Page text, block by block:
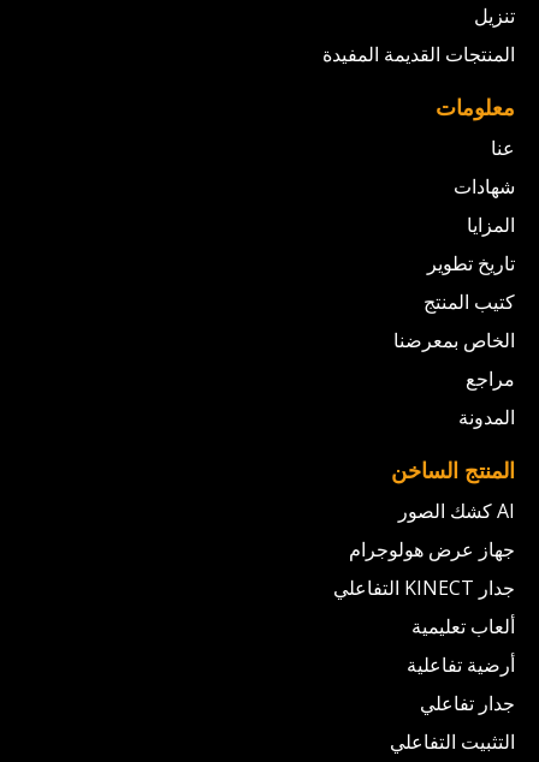
تنزيل
المنتجات القديمة المفيدة
معلومات
عنا
شهادات
المزايا
تاريخ تطوير
كتيب المنتج
الخاص بمعرضنا
مراجع
المدونة
المنتج الساخن
AI كشك الصور
جهاز عرض هولوجرام
جدار KINECT التفاعلي
ألعاب تعليمية
أرضية تفاعلية
جدار تفاعلي
التثبيت التفاعلي